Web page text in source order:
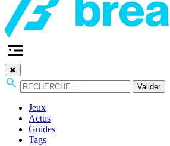
✖
Valider
Jeux
Actus
Guides
Tags